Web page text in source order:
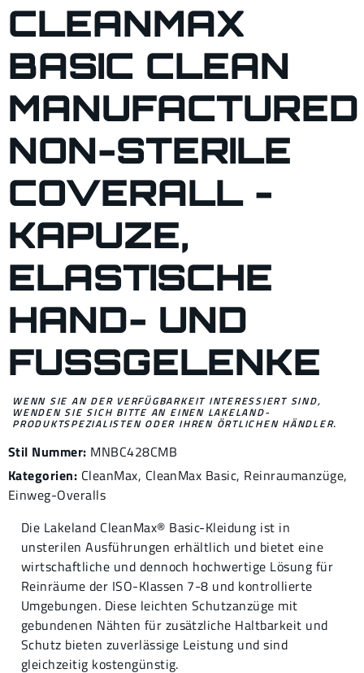
CLEANMAX
BASIC CLEAN
MANUFACTURED
NON-STERILE
COVERALL -
KAPUZE,
ELASTISCHE
HAND- UND
FUSSGELENKE
WENN SIE AN DER VERFÜGBARKEIT INTERESSIERT SIND,
WENDEN SIE SICH BITTE AN EINEN LAKELAND-
PRODUKTSPEZIALISTEN ODER IHREN ÖRTLICHEN HÄNDLER.
Stil Nummer: MNBC428CMB
Kategorien: CleanMax, CleanMax Basic, Reinraumanzüge,
Einweg-Overalls
Die Lakeland CleanMax® Basic-Kleidung ist in
unsterilen Ausführungen erhältlich und bietet eine
wirtschaftliche und dennoch hochwertige Lösung für
Reinräume der ISO-Klassen 7-8 und kontrollierte
Umgebungen. Diese leichten Schutzanzüge mit
gebundenen Nähten für zusätzliche Haltbarkeit und
Schutz bieten zuverlässige Leistung und sind
gleichzeitig kostengünstig.